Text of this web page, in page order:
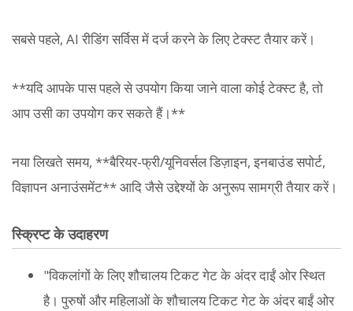
सबसे पहले, AI रीडिंग सर्विस में दर्ज करने के लिए टेक्स्ट तैयार करें।
**यदि आपके पास पहले से उपयोग किया जाने वाला कोई टेक्स्ट है, तो
आप उसी का उपयोग कर सकते हैं।**
नया लिखते समय, **बैरियर-फ्री/यूनिवर्सल डिज़ाइन, इनबाउंड सपोर्ट,
विज्ञापन अनाउंसमेंट** आदि जैसे उद्देश्यों के अनुरूप सामग्री तैयार करें।
स्क्रिप्ट के उदाहरण
"विकलांगों के लिए शौचालय टिकट गेट के अंदर दाईं ओर स्थित
है। पुरुषों और महिलाओं के शौचालय टिकट गेट के अंदर बाईं ओर